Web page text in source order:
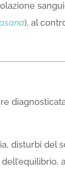
), al
disturbi del